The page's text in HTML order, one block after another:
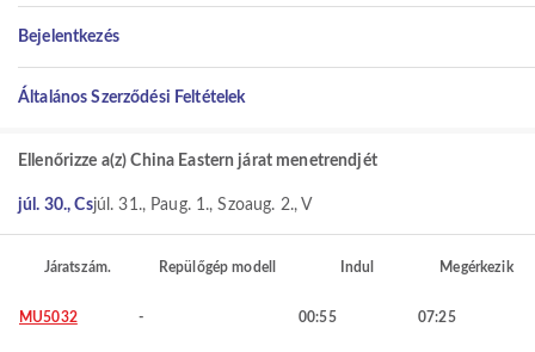
Bejelentkezés
Általános Szerződési Feltételek
Ellenőrizze a(z) China Eastern járat menetrendjét
júl. 30., Csjúl. 31., Paug. 1., Szoaug. 2., V
Járatszám. Repülőgép modell Indul Megérkezik
MU5032 - 00:55 07:25